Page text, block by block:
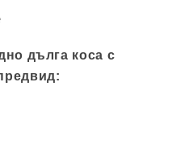
дълга коса с